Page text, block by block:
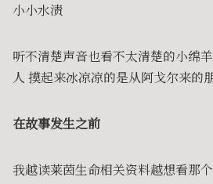
小小水渍
听不清楚声音也看不太清楚的小绵
人 摸起来冰凉凉的是从阿戈尔来的
在故事发生之前
我越读莱茵生命相关资料越想看那个